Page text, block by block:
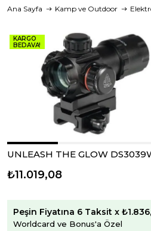
Ana Sayfa Kamp ve Outdoor
KARGO
BEDAVA!
UNLEASH THE GLOW
₺11.019,08
Peşin Fiyatına 6 Taksit x
Worldcard ve Bonus'a Özel